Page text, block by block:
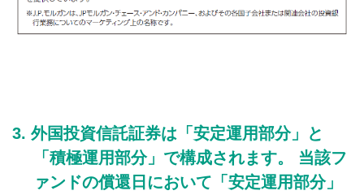
外国投資信託証券は「安定運用部分」と
「積極運用部分」で構成されます。 当該フ
ァンドの償還日において「安定運用部分」